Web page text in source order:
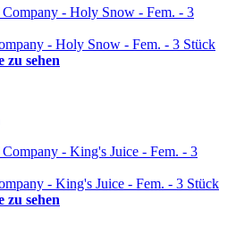
- Holy Snow - Fem. - 3 Stück
zu sehen
- King's Juice - Fem. - 3 Stück
zu sehen